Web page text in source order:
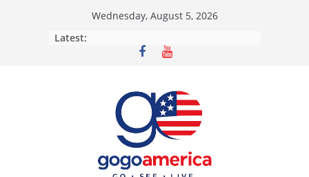
Wednesday, August 5, 2026
Latest: